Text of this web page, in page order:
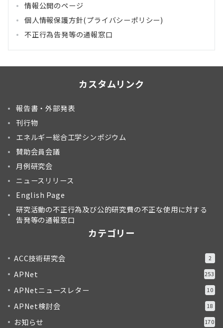
情報公開のページ
個人情報保護方針(プライバシーポリシー)
不正行為告発等の通報窓口
カスタムリンク
報告書・外部発表
刊行物
エネルギー総合工学シンポジウム
賛助会員会議
月例研究会
ニュースリリース
English Page
研究活動の不正行為及び公的研究費の不正な使用に対する
告発等の通報窓口
カテゴリー
ACC技術研究会 2
APNet 253
APNetニュースレター 10
APNet検討会 18
お知らせ 170